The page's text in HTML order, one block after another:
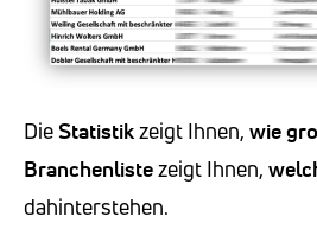
DieStatistikzeigt Ihnen, wie
Branchenlistezeigt Ihnen,
dahinterstehen.